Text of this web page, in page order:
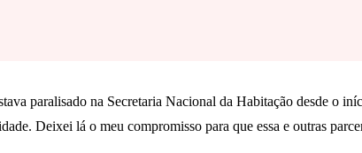
paralisado na Secretaria Nacional da Habitação desde o
Deixei lá o meu compromisso para que essa e outras